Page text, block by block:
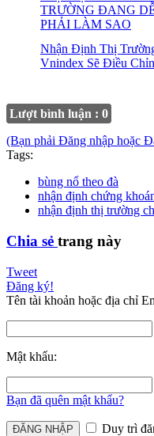
TRƯỜNG ĐANG
PHẢI LÀM SAO
Nhận Định Thị
Vnindex Sẽ Điều
Lượt bình luận : 0
(Bạn phải Đăng nhập hoặc
Tags:
bùng nổ theo đà
nhận định chứng
nhận định thị trường
Chia sẻ trang này
Tweet
Đăng ký!
Tên tài khoản hoặc địa chỉ
Mật khẩu:
Bạn đã quên mật khẩu?
Duy trì